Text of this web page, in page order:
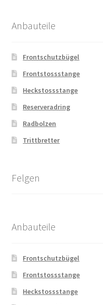
Anbauteile
Frontschutzbügel
Frontstossstange
Heckstossstange
Reserveradring
Radbolzen
Trittbretter
Felgen
Anbauteile
Frontschutzbügel
Frontstossstange
Heckstossstange